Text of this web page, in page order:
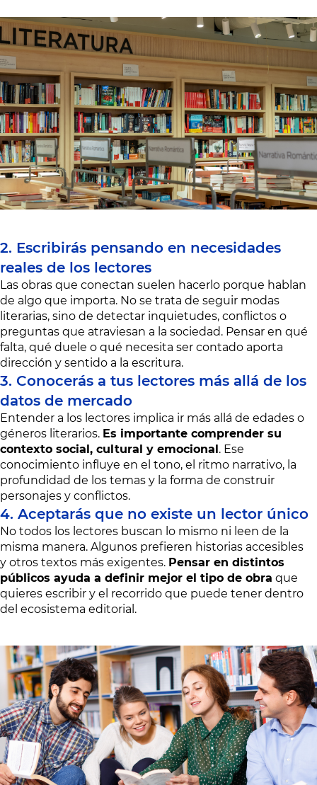
2. Escribirás pensando en necesidades
reales de los lectores
Las obras que conectan suelen hacerlo porque hablan
de algo que importa. No se trata de seguir modas
literarias, sino de detectar inquietudes, conflictos o
preguntas que atraviesan a la sociedad. Pensar en qué
falta, qué duele o qué necesita ser contado aporta
dirección y sentido a la escritura.
3. Conocerás a tus lectores más allá de los
datos de mercado
Entender a los lectores implica ir más allá de edades o
géneros literarios. Es importante comprender su
contexto social, cultural y emocional. Ese
conocimiento influye en el tono, el ritmo narrativo, la
profundidad de los temas y la forma de construir
personajes y conflictos.
4. Aceptarás que no existe un lector único
No todos los lectores buscan lo mismo ni leen de la
misma manera. Algunos prefieren historias accesibles
y otros textos más exigentes. Pensar en distintos
públicos ayuda a definir mejor el tipo de obra que
quieres escribir y el recorrido que puede tener dentro
del ecosistema editorial.